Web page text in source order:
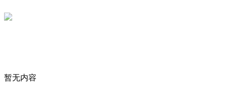
暂无内容